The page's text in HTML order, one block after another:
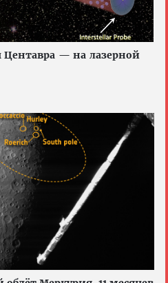
Центавра — на лазерной